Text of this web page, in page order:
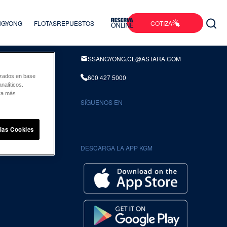
FLOTASREPUESTOS
COTIZA
INFORMACION DE CONTACTO
SSANGYONG.CL@ASTARA.COM
600 427 5000
SÍGUENOS EN
DESCARGA LA APP KGM
en base
más
Cookies